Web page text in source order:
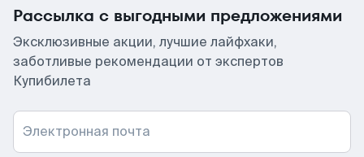
Рассылка с выгодными предложениями
Эксклюзивные акции, лучшие лайфхаки,
заботливые рекомендации от экспертов
Купибилета
Электронная почта